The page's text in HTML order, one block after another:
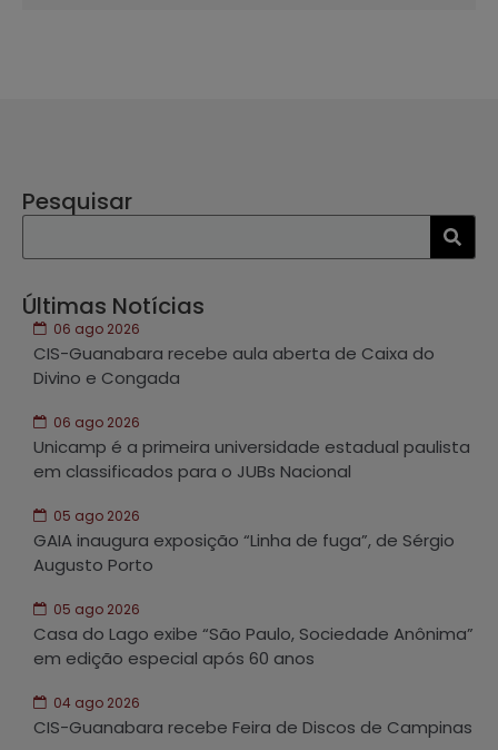
Pesquisar
Últimas Notícias
06 ago 2026
CIS-Guanabara recebe aula aberta de Caixa do
Divino e Congada
06 ago 2026
Unicamp é a primeira universidade estadual paulista
em classificados para o JUBs Nacional
05 ago 2026
GAIA inaugura exposição “Linha de fuga”, de Sérgio
Augusto Porto
05 ago 2026
Casa do Lago exibe “São Paulo, Sociedade Anônima”
em edição especial após 60 anos
04 ago 2026
CIS-Guanabara recebe Feira de Discos de Campinas